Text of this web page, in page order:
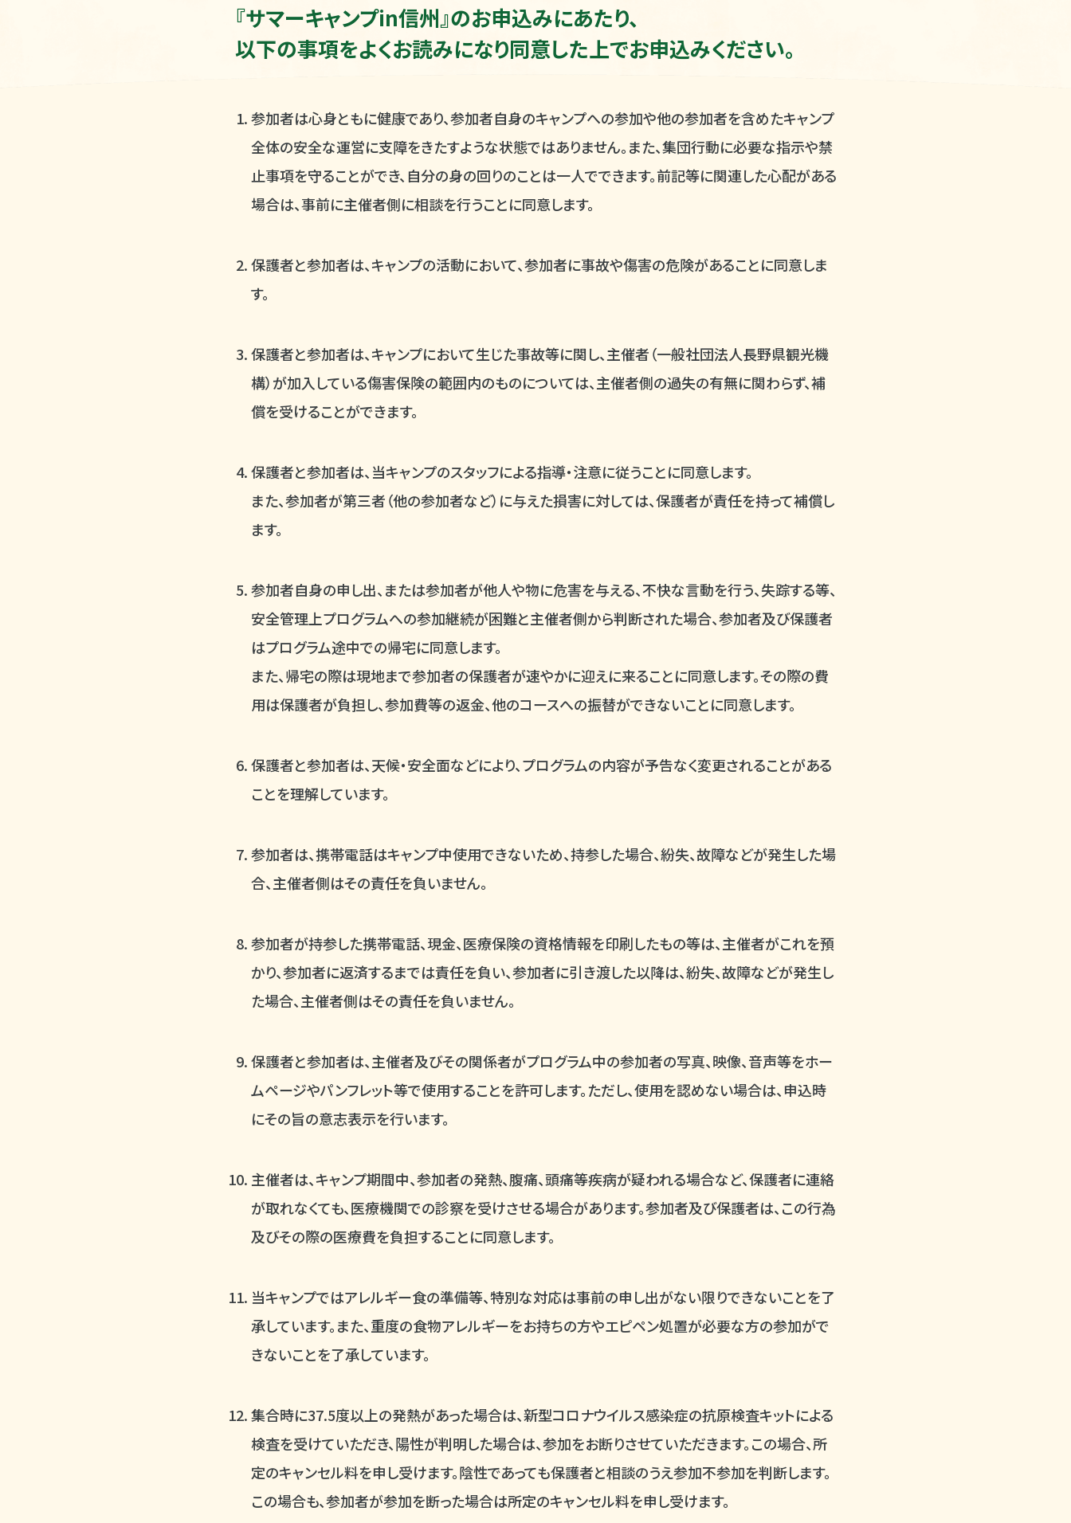
『サマーキャンプin信州』のお申込みにあたり、
以下の事項をよくお読みになり同意した上でお申込みください。
参加者は心身ともに健康であり、参加者自身のキャンプへの参加や他の参加者を含めたキャンプ
全体の安全な運営に支障をきたすような状態ではありません。また、集団行動に必要な指示や禁
止事項を守ることができ、自分の身の回りのことは一人でできます。前記等に関連した心配がある
場合は、事前に主催者側に相談を行うことに同意します。
保護者と参加者は、キャンプの活動において、参加者に事故や傷害の危険があることに同意しま
す。
保護者と参加者は、キャンプにおいて生じた事故等に関し、主催者（一般社団法人長野県観光機
構）が加入している傷害保険の範囲内のものについては、主催者側の過失の有無に関わらず、補
償を受けることができます。
保護者と参加者は、当キャンプのスタッフによる指導・注意に従うことに同意します。
また、参加者が第三者（他の参加者など）に与えた損害に対しては、保護者が責任を持って補償し
ます。
参加者自身の申し出、または参加者が他人や物に危害を与える、不快な言動を行う、失踪する等、
安全管理上プログラムへの参加継続が困難と主催者側から判断された場合、参加者及び保護者
はプログラム途中での帰宅に同意します。
また、帰宅の際は現地まで参加者の保護者が速やかに迎えに来ることに同意します。その際の費
用は保護者が負担し、参加費等の返金、他のコースへの振替ができないことに同意します。
保護者と参加者は、天候・安全面などにより、プログラムの内容が予告なく変更されることがある
ことを理解しています。
参加者は、携帯電話はキャンプ中使用できないため、持参した場合、紛失、故障などが発生した場
合、主催者側はその責任を負いません。
参加者が持参した携帯電話、現金、医療保険の資格情報を印刷したもの等は、主催者がこれを預
かり、参加者に返済するまでは責任を負い、参加者に引き渡した以降は、紛失、故障などが発生し
た場合、主催者側はその責任を負いません。
保護者と参加者は、主催者及びその関係者がプログラム中の参加者の写真、映像、音声等をホー
ムページやパンフレット等で使用することを許可します。ただし、使用を認めない場合は、申込時
にその旨の意志表示を行います。
主催者は、キャンプ期間中、参加者の発熱、腹痛、頭痛等疾病が疑われる場合など、保護者に連絡
が取れなくても、医療機関での診察を受けさせる場合があります。参加者及び保護者は、この行為
及びその際の医療費を負担することに同意します。
当キャンプではアレルギー食の準備等、特別な対応は事前の申し出がない限りできないことを了
承しています。また、重度の食物アレルギーをお持ちの方やエピペン処置が必要な方の参加がで
きないことを了承しています。
集合時に37.5度以上の発熱があった場合は、新型コロナウイルス感染症の抗原検査キットによる
検査を受けていただき、陽性が判明した場合は、参加をお断りさせていただきます。この場合、所
定のキャンセル料を申し受けます。陰性であっても保護者と相談のうえ参加不参加を判断します。
この場合も、参加者が参加を断った場合は所定のキャンセル料を申し受けます。